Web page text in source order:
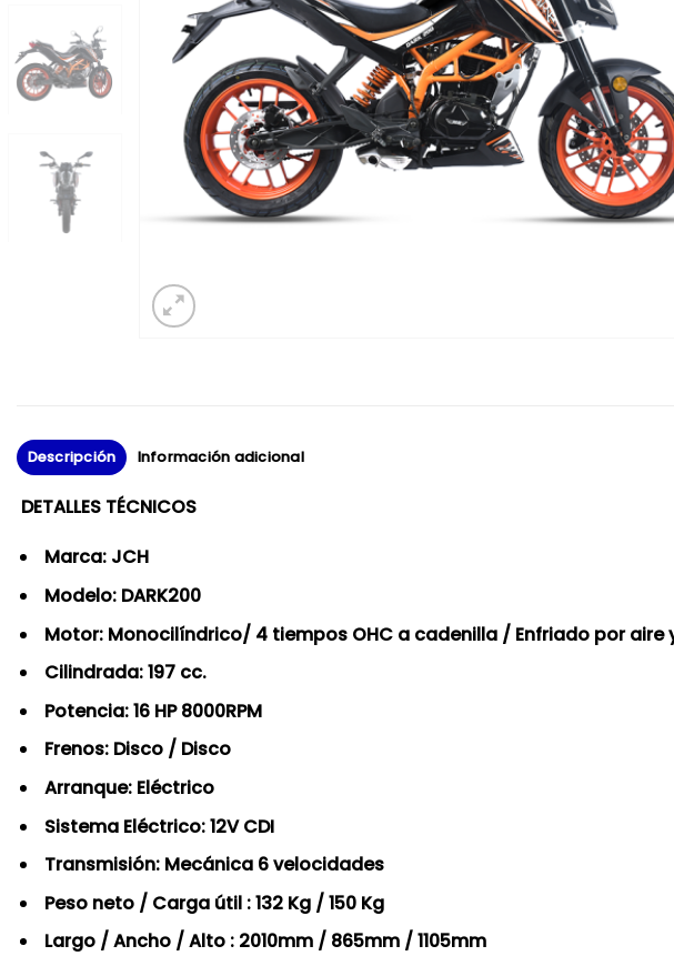
Descripción Información adicional
DETALLES TÉCNICOS
Marca: JCH
Modelo: DARK200
Motor: Monocilíndrico/ 4 tiempos OHC a cadenilla / Enfriado por aire
Cilindrada: 197 cc.
Potencia: 16 HP 8000RPM
Frenos: Disco / Disco
Arranque: Eléctrico
Sistema Eléctrico: 12V CDI
Transmisión: Mecánica 6 velocidades
Peso neto / Carga útil : 132 Kg / 150 Kg
Largo / Ancho / Alto : 2010mm / 865mm / 1105mm